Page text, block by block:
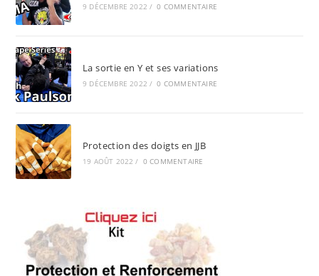
9 DÉCEMBRE 2022 / 0 COMMENTAIRE
La sortie en Y et ses variations
9 DÉCEMBRE 2022 / 0 COMMENTAIRE
Protection des doigts en JJB
19 AOÛT 2022 / 0 COMMENTAIRE